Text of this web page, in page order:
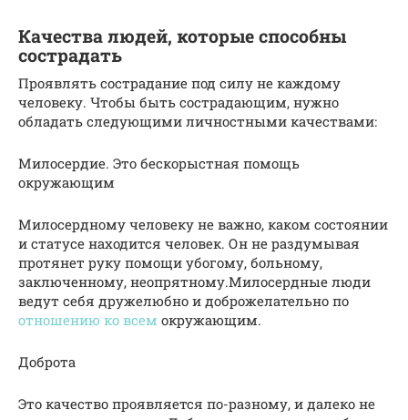
Качества людей, которые способны
сострадать
Проявлять сострадание под силу не каждому
человеку. Чтобы быть сострадающим, нужно
обладать следующими личностными качествами:
Милосердие. Это бескорыстная помощь
окружающим
Милосердному человеку не важно, каком состоянии
и статусе находится человек. Он не раздумывая
протянет руку помощи убогому, больному,
заключенному, неопрятному.Милосердные люди
ведут себя дружелюбно и доброжелательно по
отношению ко всем окружающим.
Доброта
Это качество проявляется по-разному, и далеко не